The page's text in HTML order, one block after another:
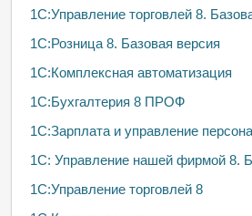
1С:Управление торговлей 8.
1C:Розница 8. Базовая версия
1С:Комплексная автоматизация
1С:Бухгалтерия 8 ПРОФ
1С:Зарплата и управление
1С: Управление нашей фирмой 8.
1С:Управление торговлей 8